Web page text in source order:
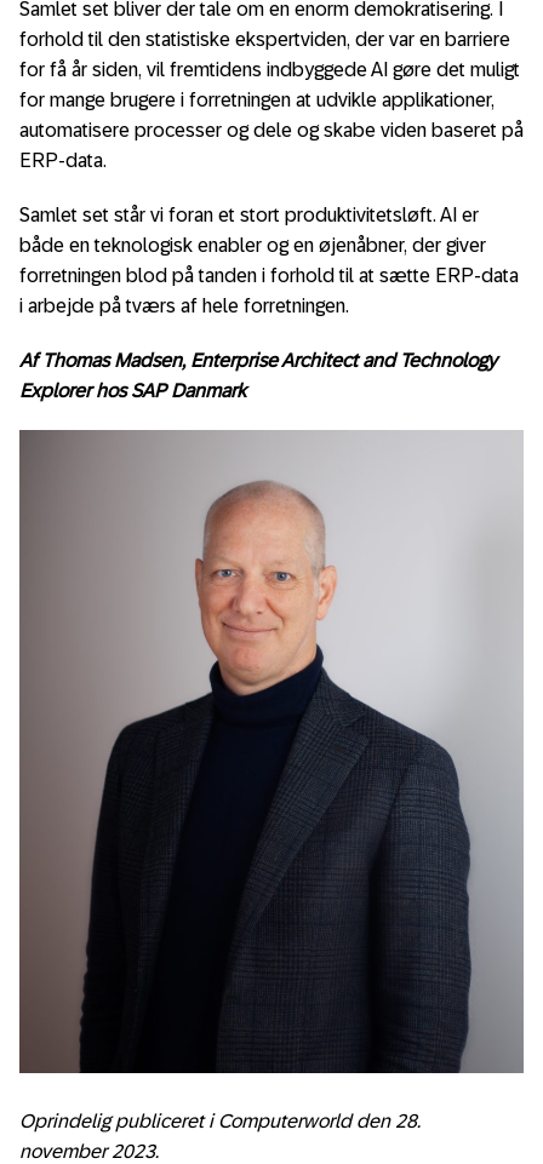
Samlet set bliver der tale om en enorm demokratisering. I
forhold til den statistiske ekspertviden, der var en barriere
for få år siden, vil fremtidens indbyggede AI gøre det muligt
for mange brugere i forretningen at udvikle applikationer,
automatisere processer og dele og skabe viden baseret på
ERP-data.
Samlet set står vi foran et stort produktivitetsløft. AI er
både en teknologisk enabler og en øjenåbner, der giver
forretningen blod på tanden i forhold til at sætte ERP-data
i arbejde på tværs af hele forretningen.
Af Thomas Madsen, Enterprise Architect and Technology
Explorer hos SAP Danmark
Oprindelig publiceret i Computerworld den 28.
november2023.